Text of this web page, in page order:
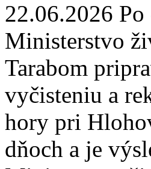
22.06.2026
Ministerstvo
Tarabom
vyčisteniu a
hory pri
dňoch a je